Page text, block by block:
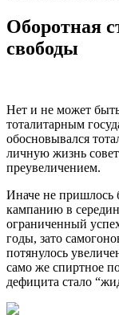
Оборотная
свободы
Нет и не может
тоталитарным
обосновывался
личную жизнь
преувеличением.
Иначе не пришлось
кампанию в
ограниченный
годы, зато
потянулось
само же спиртное
дефицита стало “